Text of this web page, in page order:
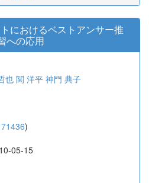
におけるベストアンサー推
への応用
也関 洋平 神門 典子
)
05-15